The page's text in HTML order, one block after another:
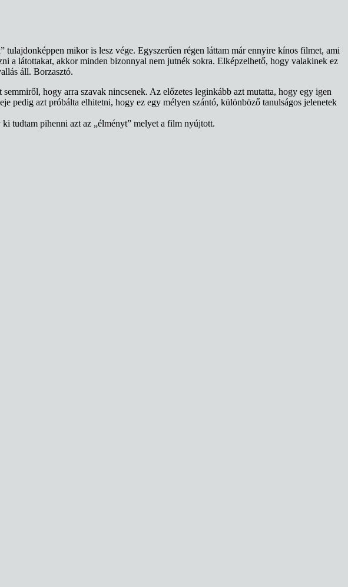
mikor is lesz vége. Egyszerűen régen láttam már ennyire kínos filmet, ami
a látottakat, akkor minden bizonnyal nem jutnék sokra. Elképzelhető, hogy valakinek ez
áll. Borzasztó.
hogy arra szavak nincsenek. Az előzetes leginkább azt mutatta, hogy egy igen
pedig azt próbálta elhitetni, hogy ez egy mélyen szántó, különböző tanulságos jelenetek
tudtam pihenni azt az „élményt” melyet a film nyújtott.